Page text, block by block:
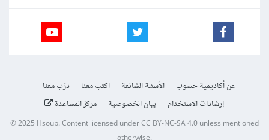
عن أكاديمية حسوب الأسئلة الشائعة اكتب معنا
درّب معنا
إرشادات الاستخدام
بيان الخصوصية مركز المساعدة
© 2025Hsoub.Content licensed underCC BY-NC-SA 4.0unless mentioned